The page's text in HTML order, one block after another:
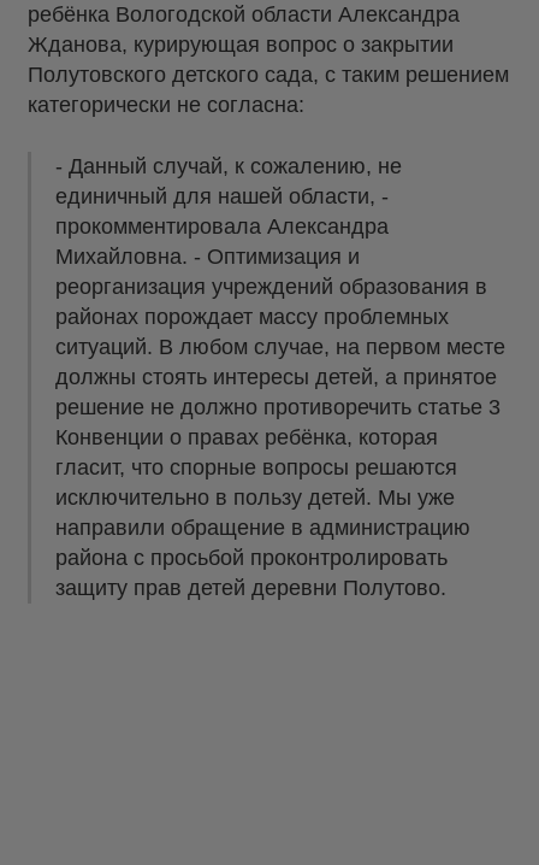
ребёнка Вологодской области Александра
Жданова, курирующая вопрос о закрытии
Полутовского детского сада, с таким решением
категорически не согласна:
- Данный случай, к сожалению, не
единичный для нашей области, -
прокомментировала Александра
Михайловна. - Оптимизация и
реорганизация учреждений образования в
районах порождает массу проблемных
ситуаций. В любом случае, на первом месте
должны стоять интересы детей, а принятое
решение не должно противоречить статье 3
Конвенции о правах ребёнка, которая
гласит, что спорные вопросы решаются
исключительно в пользу детей. Мы уже
направили обращение в администрацию
района с просьбой проконтролировать
защиту прав детей деревни Полутово.